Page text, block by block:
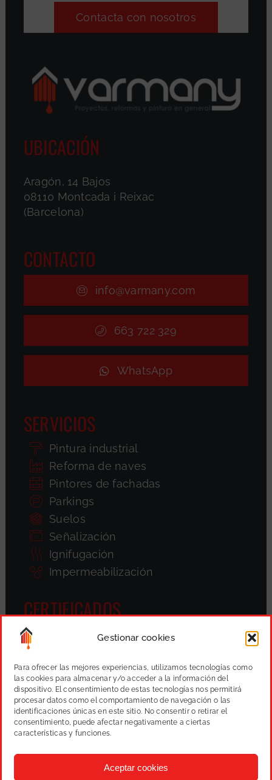
Gestionar cookies
Para ofrecer las mejores experiencias, utilizamos tecnologías como
las cookies para almacenar y/o acceder a la información del
dispositivo. El consentimiento de estas tecnologías nos permitirá
procesar datos como el comportamiento de navegación o las
identificaciones únicas en este sitio. No consentir o retirar el
consentimiento, puede afectar negativamente a ciertas
características y funciones.
Aceptar cookies
Contacta con nosotros
UBICACIÓN
Aragón, 14 Bajos
08110 Montcada i Reixac
(Barcelona)
CONTACTO
info@varmany.com
663 722 329
WhatsApp
SERVICIOS
Pintura industrial
Reforma de naves
Pintores de fachadas
Parkings
Suelos
Señalización
Ignifugación
Impermeabilización
CERTIFICADOS